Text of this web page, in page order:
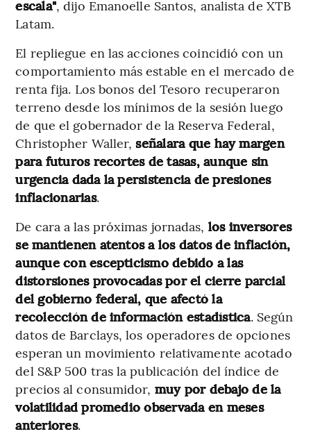
escala", dijo Emanoelle Santos, analista de XTB
Latam.
El repliegue en las acciones coincidió con un
comportamiento más estable en el mercado de
renta fija. Los bonos del Tesoro recuperaron
terreno desde los mínimos de la sesión luego
de que el gobernador de la Reserva Federal,
Christopher Waller,señalara que hay margen
para futuros recortes de tasas, aunque sin
urgencia dada la persistencia de presiones
inflacionarias.
De cara a las próximas jornadas, los inversores
se mantienen atentos a los datos de inflación,
aunque con escepticismo debido a las
distorsiones provocadas por el cierre parcial
del gobierno federal, que afectó la
recolección de información estadística. Según
datos de Barclays, los operadores de opciones
esperan un movimiento relativamente acotado
del S&P 500 tras la publicación del índice de
precios al consumidor, muy por debajo de la
volatilidad promedio observada en meses
anteriores.